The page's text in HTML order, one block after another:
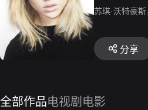
苏琪·沃特豪
分享
全部作品电视剧 电影